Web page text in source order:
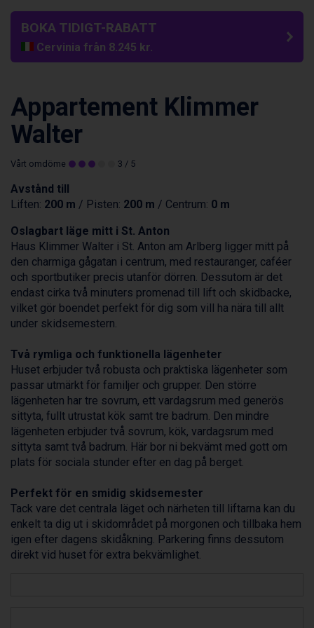
BOKA TIDIGT-RABATT
Cervinia från 8.245 kr.
Saalbach från 9.445 kr.
Passo Tonale från 5.895 kr.
Bad Hofgastein från 8.595 kr.
Champoluc från 5.945 kr.
Sestriere från 6.945 kr.
Ischgl från 11.295 kr.
Wagrain från 7.095 kr.
Val Thorens från 8.395 kr.
Zell am See från 6.295 kr.
Livigno från 5.595 kr.
Canazei från 7.195 kr.
Ponte di Legno från 7.395 kr.
Sauze dOulx från 6.145 kr.
Alleghe från 8.545 kr.
Bad Gastein från 6.295 kr.
La Thuile från 7.045 kr.
Cervinia från 8.245 kr.
Saalbach från 9.445 kr.
Sölden från 12.995 kr.
Passo Tonale från 5.895 kr.
Bad Hofgastein från 8.595 kr.
Champoluc från 5.945 kr.
Sestriere från 6.945 kr.
Ischgl från 11.295 kr.
Wagrain från 7.095 kr.
Val Thorens från 8.395 kr.
St. Anton från 11.245 kr.
Zell am See från 6.295 kr.
Appartement Klimmer
Walter
Vårt omdöme 3 / 5
Avstånd till
Liften: 200 m / Pisten: 200 m / Centrum: 0 m
Oslagbart läge mitt i St. Anton
Haus Klimmer Walter i St. Anton am Arlberg ligger mitt på
den charmiga gågatan i centrum, med restauranger, caféer
och sportbutiker precis utanför dörren. Dessutom är det
endast cirka två minuters promenad till lift och skidbacke,
vilket gör boendet perfekt för dig som vill ha nära till allt
under skidsemestern.
Två rymliga och funktionella lägenheter
Huset erbjuder två robusta och praktiska lägenheter som
passar utmärkt för familjer och grupper. Den större
lägenheten har tre sovrum, ett vardagsrum med generös
sittyta, fullt utrustat kök samt tre badrum. Den mindre
lägenheten erbjuder två sovrum, kök, vardagsrum med
sittyta samt två badrum. Här bor ni bekvämt med gott om
plats för sociala stunder efter en dag på berget.
Perfekt för en smidig skidsemester
Tack vare det centrala läget och närheten till liftarna kan du
enkelt ta dig ut i skidområdet på morgonen och tillbaka hem
igen efter dagens skidåkning. Parkering finns dessutom
direkt vid huset för extra bekvämlighet.